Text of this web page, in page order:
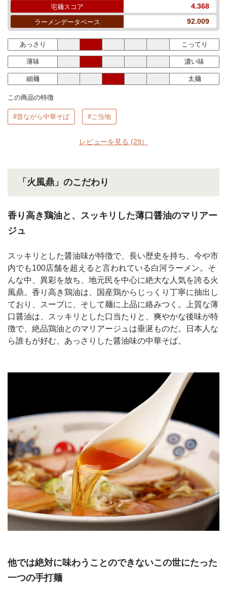
宅麺スコア 4.368
ラーメンデータベース 92.009
あっさり こってり
薄味 濃い味
細麺 太麺
この商品の特徴
#昔ながら中華そば #ご当地
レビューを見る (29）
「火風鼎」のこだわり
香り高き鶏油と、スッキリした薄口醤油のマリアー
ジュ
スッキリとした醤油味が特徴で、長い歴史を持ち、今や市
内でも100店舗を超えると言われている白河ラーメン。そ
んな中、異彩を放ち、地元民を中心に絶大な人気を誇る火
風鼎。香り高き鶏油は、国産鶏からじっくり丁寧に抽出し
ており、スープに、そして麺に上品に絡みつく。上質な薄
口醤油は、スッキリとした口当たりと、爽やかな後味が特
徴で、絶品鶏油とのマリアージュは垂涎ものだ。日本人な
ら誰もが好む、あっさりした醤油味の中華そば。
他では絶対に味わうことのできないこの世にたった
一つの手打麺